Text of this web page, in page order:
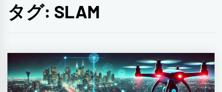
タグ: SLAM